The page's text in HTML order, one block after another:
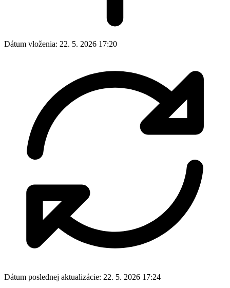
Dátum vloženia: 22. 5. 2026 17:20
Dátum poslednej aktualizácie: 22. 5. 2026 17:24